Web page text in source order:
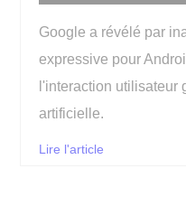
Google a révélé par
expressive pour
l'interaction utilisateur
artificielle.
Lire l'article